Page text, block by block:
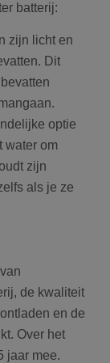
batterij:
zijn licht en
Dit
optie
water om
zijn
als je ze
de kwaliteit
en de
Over het
jaar mee.